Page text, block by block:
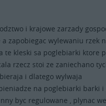
i krajowe zarzady
a zapobiegac wylewaniu rzek
te kleski sa poglebiarki ktore
rzecz stoi ze zaniechano
i dlatego wylwaja
na poglebiarki barki
byc regulowane , plynac